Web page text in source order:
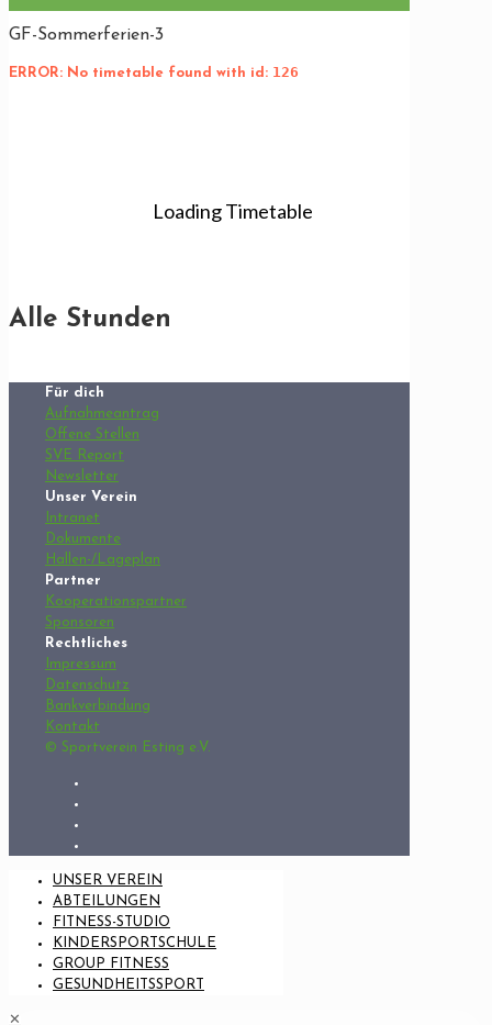
GF-Sommerferien-3
ERROR: No timetable found with id: 126
Alle Stunden
Für dich
Aufnahmeantrag
Offene Stellen
SVE Report
Newsletter
Unser Verein
Intranet
Dokumente
Hallen-/Lageplan
Partner
Kooperationspartner
Sponsoren
Rechtliches
Impressum
Datenschutz
Bankverbindung
Kontakt
© Sportverein Esting e.V.
UNSER VEREIN
ABTEILUNGEN
FITNESS-STUDIO
KINDERSPORTSCHULE
GROUP FITNESS
GESUNDHEITSSPORT
✕